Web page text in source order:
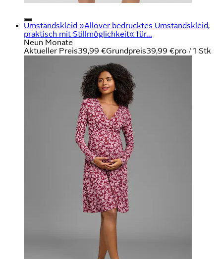
Umstandskleid »Allover bedrucktes Umstandskleid,
praktisch mit Stillmöglichkeit« für...
Neun Monate
Aktueller Preis39,99 €Grundpreis39,99 €pro / 1 Stk